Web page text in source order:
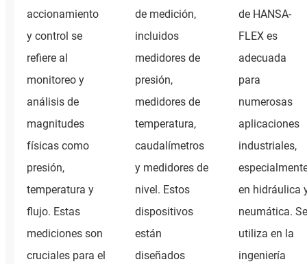
accionamiento
y control se
refiere al
monitoreo y
análisis de
magnitudes
físicas como
presión,
temperatura y
flujo. Estas
mediciones son
cruciales para el
de medición,
incluidos
medidores de
presión,
medidores de
temperatura,
caudalímetros
y medidores de
nivel. Estos
dispositivos
están
diseñados
de HANSA-
FLEX es
adecuada
para
numerosas
aplicaciones
industriales,
en hidráulica
neumática. Se
utiliza en la
ingeniería